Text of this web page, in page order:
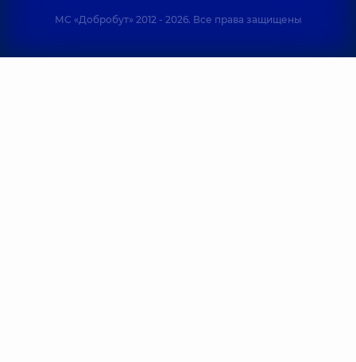
МС «Добробут» 2012 - 2026. Все права защищены